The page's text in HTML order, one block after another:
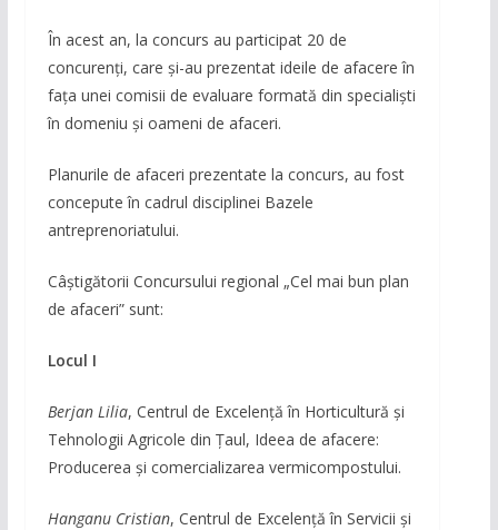
În acest an, la concurs au participat 20 de
concurenți, care și-au prezentat ideile de afacere în
fața unei comisii de evaluare formată din specialiști
în domeniu și oameni de afaceri.
Planurile de afaceri prezentate la concurs, au fost
concepute în cadrul disciplinei Bazele
antreprenoriatului.
Câștigătorii Concursului regional „Cel mai bun plan
de afaceri” sunt:
Locul I
Berjan Lilia, Centrul de Excelență în Horticultură și
Tehnologii Agricole din Țaul, Ideea de afacere:
Producerea și comercializarea vermicompostului.
Hanganu Cristian, Centrul de Excelență în Servicii și